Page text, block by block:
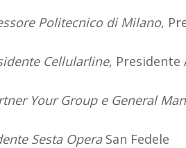
Politecnico di Milano,
Cellularline, Presidente
Your Groupe General
Sesta Opera San Fedele